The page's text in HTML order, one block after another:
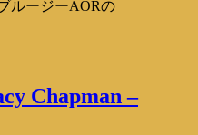
ルージーAORの
Chapman –